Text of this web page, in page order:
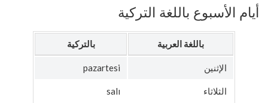
أيام الأسبوع باللغة التركية
باللغة العربية بالتركية
الإثنين pazartesi
الثلاثاء salı